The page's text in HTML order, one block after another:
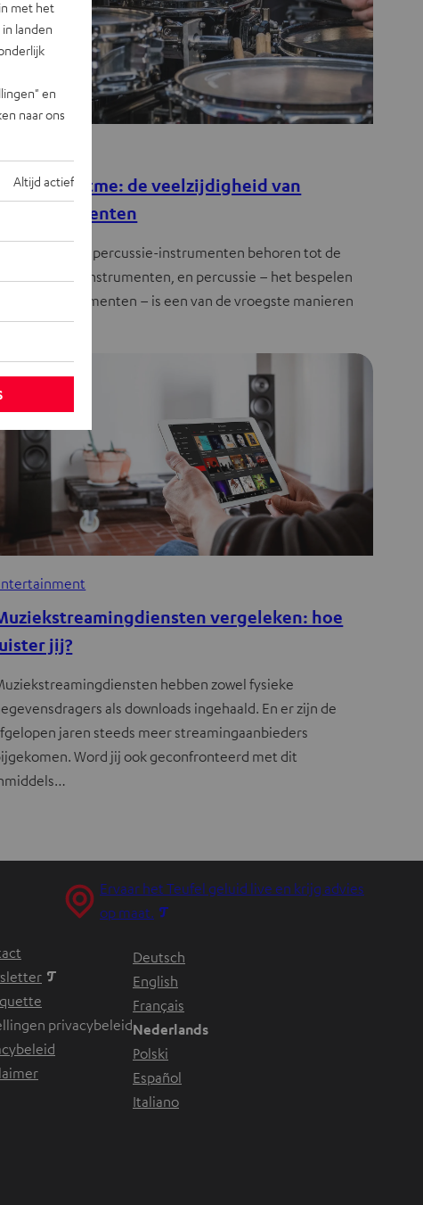
Kracht en ritme: de veelzijdigheid van
slaginstrumenten
Slag- en andere percussie-instrumenten behoren tot de
oudste muziekinstrumenten, en percussie – het bespelen
van deze instrumenten – is een van de vroegste manieren
vergeleken: hoe
jij?
hebben zowel fysieke
als downloads ingehaald. En er zijn de
jaren steeds meer streamingaanbieders
Word jij ook geconfronteerd met dit
Ervaar het Teufel geluid live en krijg advies
op maat.
e
n
t
i
n
i
privacybeleid
Deutsch
English
Français
Nederlands
Polski
Español
Italiano
met het
landen
en
naar ons
Altijd actief